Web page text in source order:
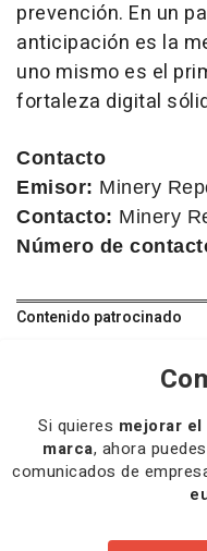
prevención. En un
anticipación es la
uno mismo es el
fortaleza digital
Contacto
Emisor: Minery
Contacto: Minery
Número de
Contenido patrocinado
Si quieres mejorar
marca, ahora
comunicados de